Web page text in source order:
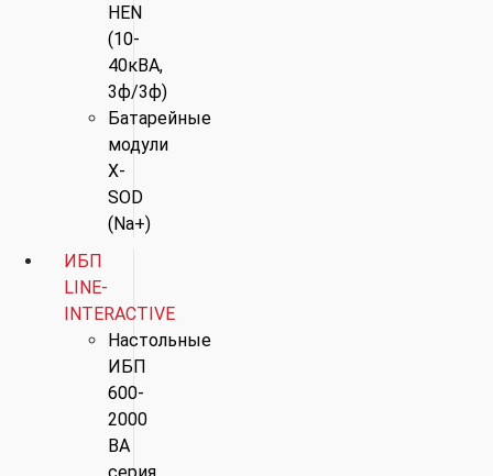
HEN
(10-
40кВА,
3ф/3ф)
Батарейные
модули
X-
SOD
(Na+)
ИБП
LINE-
INTERACTIVE
Настольные
ИБП
600-
2000
ВА